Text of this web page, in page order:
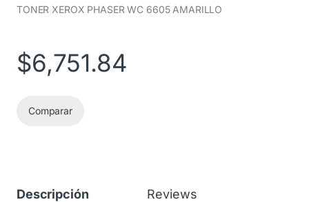
TONER XEROX PHASER WC 6605 AMARILLO
$6,751.84
Comparar
Descripción Reviews